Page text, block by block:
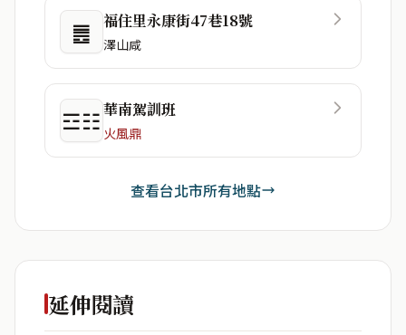
䷌ 福住里永康街47巷18號
澤山咸
☲☷華南駕訓班
火風鼎
查看台北市所有地點
延伸閱讀